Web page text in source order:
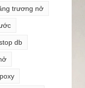
trương nở
db